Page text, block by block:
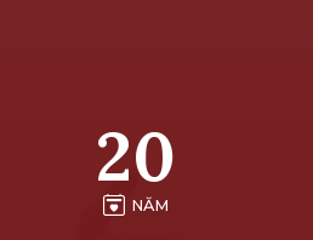
20
NĂM